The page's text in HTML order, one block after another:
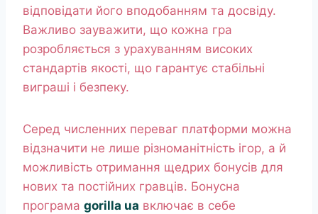
відповідати його вподобанням та досвіду.
Важливо зауважити, що кожна гра
розробляється з урахуванням високих
стандартів якості, що гарантує стабільні
виграші і безпеку.
Серед численних переваг платформи можна
відзначити не лише різноманітність ігор, а й
можливість отримання щедрих бонусів для
нових та постійних гравців. Бонусна
програма gorilla ua включає в себе